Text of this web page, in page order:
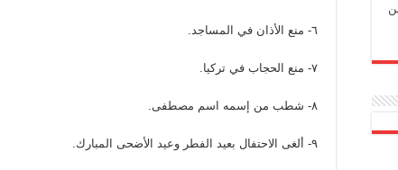
٦- منع الأذان في المساجد.
٧- منع الحجاب في تركيا.
٨- شطب من إسمه اسم مصطفى.
٩- ألغى الاحتفال بعيد الفطر وعيد الأضحى المبارك.